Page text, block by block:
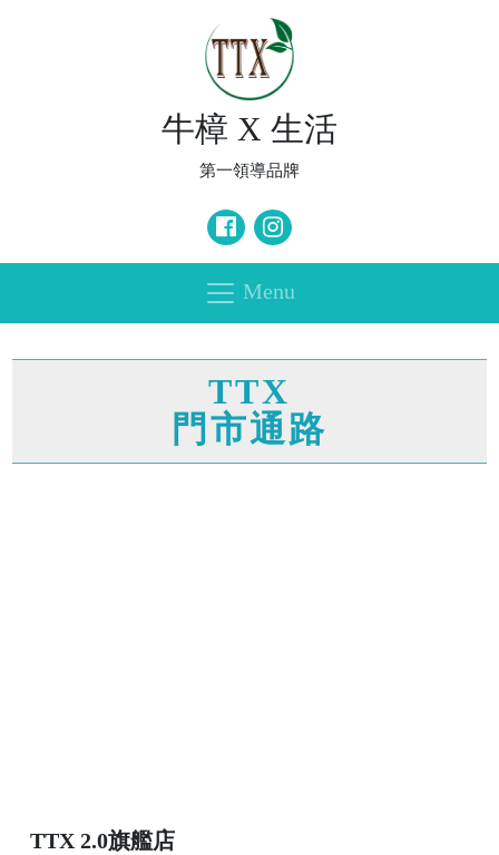
牛樟 X 生活
第一領導品牌
Menu
TTX
門市通路
TTX 2.0旗艦店